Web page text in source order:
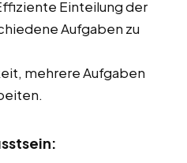
Einteilung der
Aufgaben zu
mehrere Aufgaben